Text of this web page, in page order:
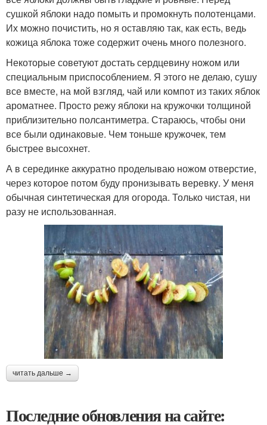
сушкой яблоки надо помыть и промокнуть полотенцами.
Их можно почистить, но я оставляю так, как есть, ведь
кожица яблока тоже содержит очень много полезного.
Некоторые советуют достать сердцевину ножом или
специальным приспособлением. Я этого не делаю, сушу
все вместе, на мой взгляд, чай или компот из таких яблок
ароматнее. Просто режу яблоки на кружочки толщиной
приблизительно полсантиметра. Стараюсь, чтобы они
все были одинаковые. Чем тоньше кружочек, тем
быстрее высохнет.
А в серединке аккуратно проделываю ножом отверстие,
через которое потом буду пронизывать веревку. У меня
обычная синтетическая для огорода. Только чистая, ни
разу не использованная.
читать дальше →
Последние обновления на сайте: